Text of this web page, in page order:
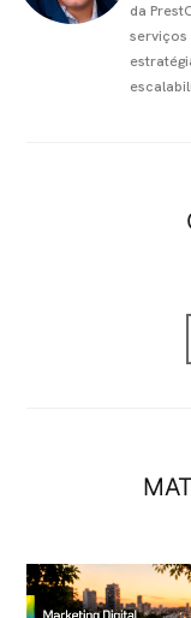
da
serviços